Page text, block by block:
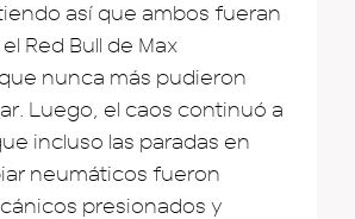
así que ambos fueran
Red Bull de Max
nunca más pudieron
Luego, el caos continuó a
incluso las paradas en
neumáticos fueron
presionados y